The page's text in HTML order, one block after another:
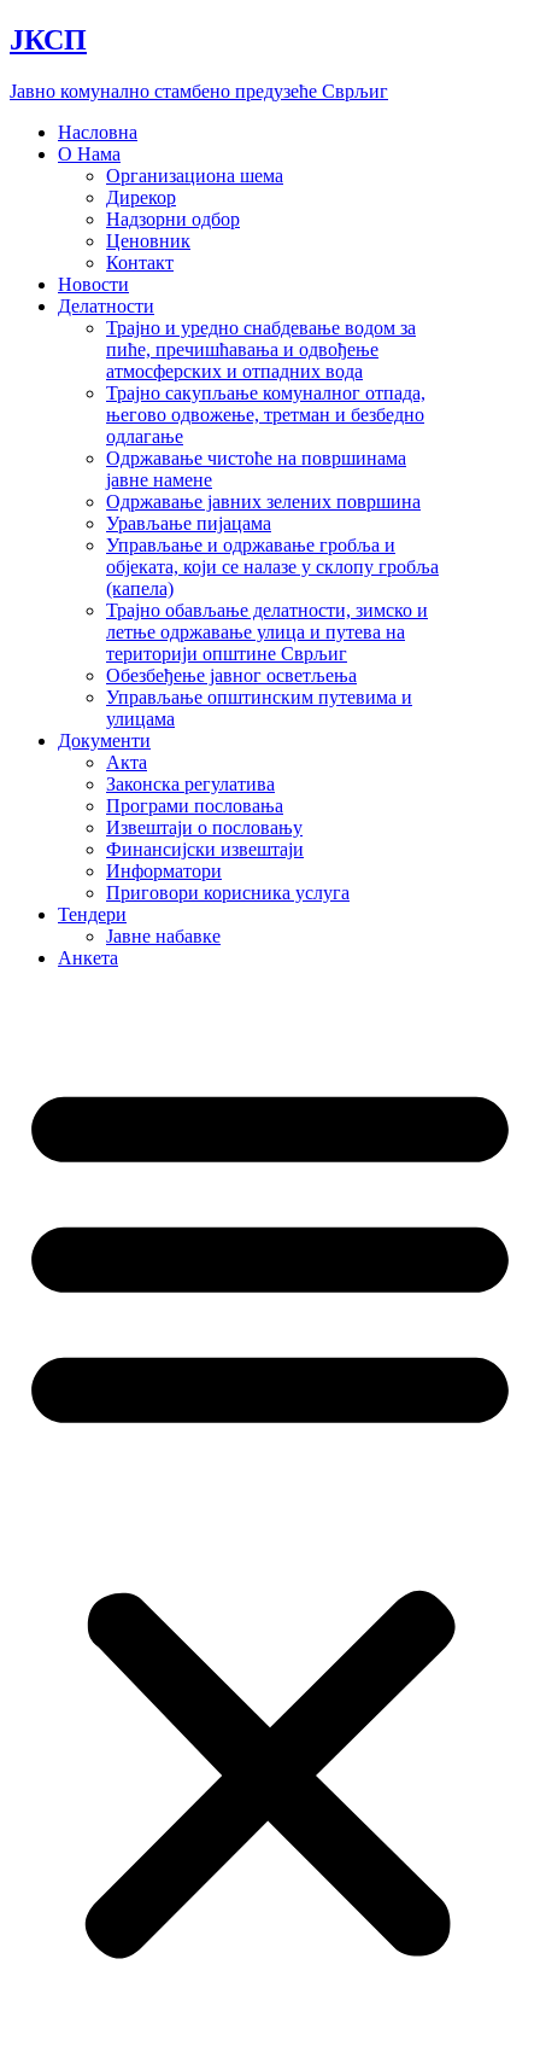
Скочите
на
ЈКСП
Јавно комунално стамбено предузеће Сврљиг
Насловна
О Нама
Организациона шема
Дирекор
Надзорни одбор
Ценовник
Контакт
Новости
Делатности
Трајно и уредно снабдевање водом за
пиће, пречишћавања и одвођење
атмосферских и отпадних вода
Трајно сакупљање комуналног отпада,
његово одвожење, третман и безбедно
одлагање
Одржавање чистоће на површинама
јавне намене
Одржавање јавних зелених површина
Урављање пијацама
Управљање и одржавање гробља и
објеката, који се налазе у склопу гробља
(капела)
Трајно обављање делатности, зимско и
летње одржавање улица и путева на
територији општине Сврљиг
Обезбеђење јавног осветљења
Управљање општинским путевима и
улицама
Документи
Акта
Законска регулатива
Програми пословања
Извештаји о пословању
Финансијски извештаји
Информатори
Приговори корисника услуга
Тендери
Јавне набавке
Анкета